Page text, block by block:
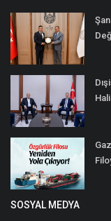
SOSYAL MEDYA